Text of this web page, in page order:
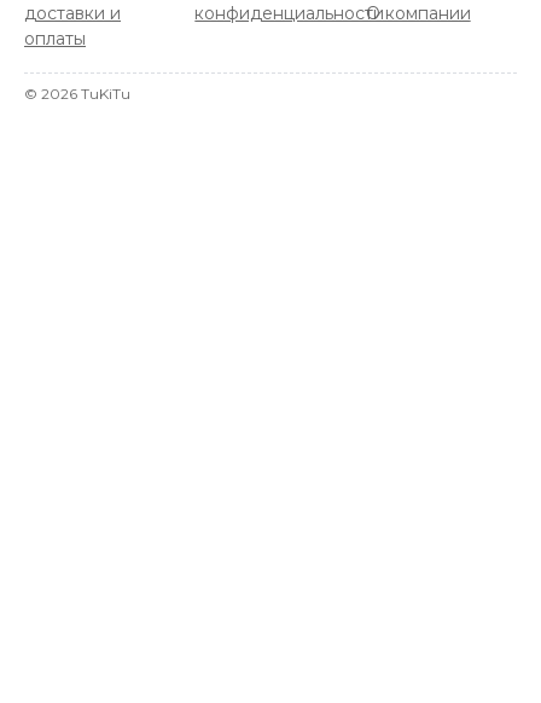
доставки и
оплаты
конфиденциальностиО компании
© 2026 TuKiTu